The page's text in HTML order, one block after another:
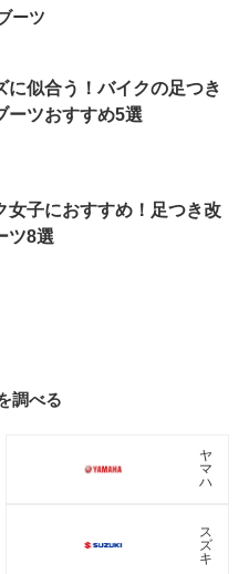
ーツ
に似合う！バイクの足つき
ーツおすすめ5選
女子におすすめ！足つき改
ツ8選
調べる
ヤ
マ
ハ
ス
ズ
キ